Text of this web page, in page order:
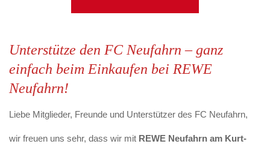
Unterstütze den FC Neufahrn – ganz
einfach beim Einkaufen bei REWE
Neufahrn!
Liebe Mitglieder, Freunde und Unterstützer des FC Neufahrn,
wir freuen uns sehr, dass wir mit REWE Neufahrn am Kurt-